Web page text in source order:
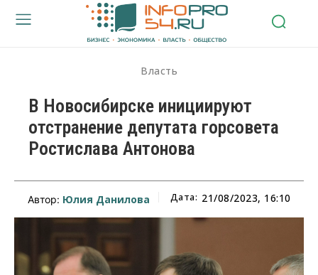
Власть
В Новосибирске инициируют
отстранение депутата горсовета
Ростислава Антонова
Автор: Юлия Данилова Дата: 21/08/2023, 16:10